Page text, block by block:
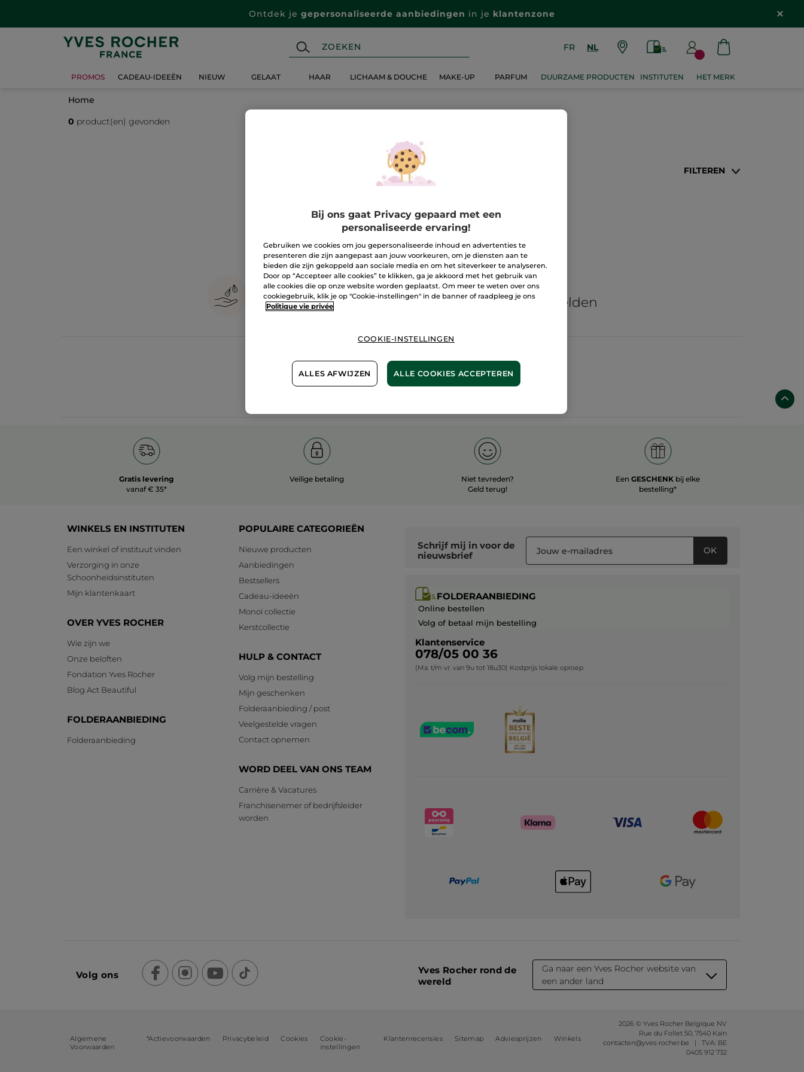
Ontdek je gepersonaliseerde aanbiedingen in je klantenzone
FR NL
PROMOS CADEAU-IDEEËN NIEUW GELAAT HAAR LICHAAM & DOUCHE MAKE-UP PARFUM DUURZAME PRODUCTEN INSTITUTEN HET MERK
Home
0 product(en) gevonden
FILTEREN
100%plantaardig
60 hectare
biologische velden
Meer zien
Gratis levering
vanaf € 35*
Veilige betaling
Niet tevreden?
Geld terug!
Een GESCHENK bij elke
bestelling*
WINKELS EN INSTITUTEN
Een winkel of instituut vinden
Verzorging in onze
Schoonheidsinstituten
Mijn klantenkaart
OVER YVES ROCHER
Wie zijn we
Onze beloften
Fondation Yves Rocher
Blog Act Beautiful
FOLDERAANBIEDING
Folderaanbieding
POPULAIRE CATEGORIEËN
Nieuwe producten
Aanbiedingen
Bestsellers
Cadeau-ideeën
Monoï collectie
Kerstcollectie
HULP & CONTACT
Volg mijn bestelling
Mijn geschenken
Folderaanbieding / post
Veelgestelde vragen
Contact opnemen
WORD DEEL VAN ONS TEAM
Carrière & Vacatures
Franchisenemer of bedrijfsleider
worden
Schrijf mij in voor de
nieuwsbrief
OK
FOLDERAANBIEDING
Online bestellen
Volg of betaal mijn bestelling
Klantenservice
078/05 00 36
(Ma. t/m vr. van 9u tot 18u30) Kostprijs lokale oproep
Volg ons
Yves Rocher rond de
wereld
Ga naar een Yves Rocher website van
een ander land
Algemene
Voorwaarden
*Actievoorwaarden Privacybeleid Cookies
Cookie-
instellingen
Klantenrecensies Sitemap Adviesprijzen Winkels
2026 © Yves Rocher Belgique NV
Rue du Follet 50, 7540 Kain
contacten@yves-rocher.be | TVA: BE
0405 912 732
Bij ons gaat Privacy gepaard met een
personaliseerde ervaring!
Gebruiken we cookies om jou gepersonaliseerde inhoud en advertenties te
presenteren die zijn aangepast aan jouw voorkeuren, om je diensten aan te
bieden die zijn gekoppeld aan sociale media en om het siteverkeer te analyseren.
Door op “Accepteer alle cookies” te klikken, ga je akkoord met het gebruik van
alle cookies die op onze website worden geplaatst. Om meer te weten over ons
cookiegebruik, klik je op "Cookie-instellingen" in de banner of raadpleeg je ons
Politique vie privée
COOKIE-INSTELLINGEN
ALLES AFWIJZEN ALLE COOKIES ACCEPTEREN